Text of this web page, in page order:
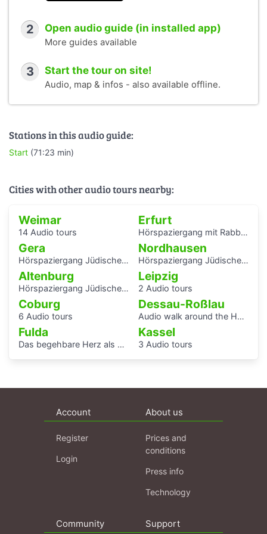
W., Christa Paul 1990.
Dauer: Arabisch 1:11:23, Deutsch 1:06:20, Englisch
1:04:51, Farsi 1:06:36, Französisch 1:06:12, Türkisch
Kritik und Feedback bitte an:bildung@buchenwald.de
Gefördert von der Stiftung „Erinnerung, Verantwortung
und Erinnerungskultur“. In Kooperation mit „Arbeit & Leben
Eine Produktion der Stiftung Gedenkstätten Buchenwald
2 Open audio guide (in installed app)
More guides available
3 Start the tour on site!
Audio, map & infos - also available offline.
Stations in this audio guide:
Start (71:23 min)
Cities with other audio tours nearby:
Weimar
14 Audio tours
Erfurt
Hörspaziergang mit Rabbiner Alexander Nachama in Erfurt
Gera
Hörspaziergang Jüdisches Leben und jüdische Geschichte in Gera
Nordhausen
Hörspaziergang Jüdische Geschichte in Nordhausen
Altenburg
Hörspaziergang Jüdische Geschichte in Altenburg
Leipzig
2 Audio tours
Coburg
6 Audio tours
Dessau-Roßlau
Audio walk around the Houses with Balcony Access of the Bauhaus settlement
Fulda
Das begehbare Herz als Audioguide - KAF
Kassel
3 Audio tours
Account
Register
Login
About us
Prices and
conditions
Press info
Technology
Community Support